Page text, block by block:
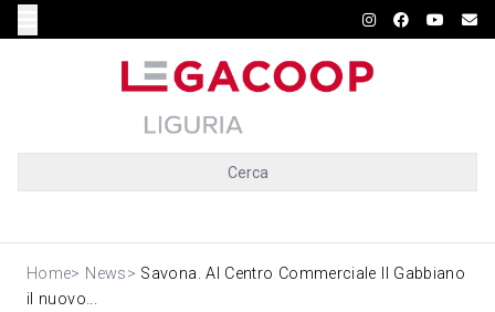
Cerca
Home> News> Savona. Al Centro Commerciale Il Gabbiano
il nuovo...